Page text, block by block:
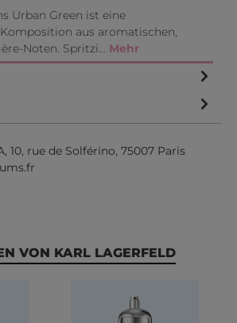
Urban Green ist eine
aus aromatischen,
Noten. Spritzi… Mehr
10, rue de Solférino, 75007 Paris
VON KARL LAGERFELD